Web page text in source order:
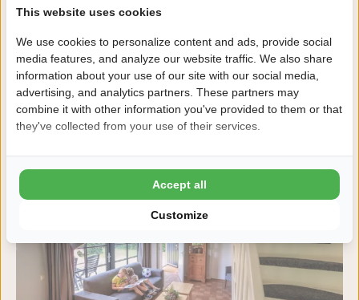
Zu:
21-08-2026 680,00 € i
Verfügbarkeit anzeigen
This website uses cookies
We use cookies to personalize content and ads, provide social
media features, and analyze our website traffic. We also share
information about your use of our site with our social media,
advertising, and analytics partners. These partners may
combine it with other information you've provided to them or that
they've collected from your use of their services.
Customize
Accept all